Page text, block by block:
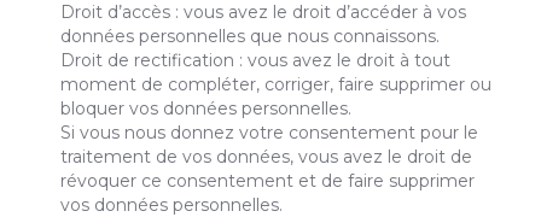
Droit d’accès : vous avez le droit d’accéder à vos
données personnelles que nous connaissons.
Droit de rectification : vous avez le droit à tout
moment de compléter, corriger, faire supprimer ou
bloquer vos données personnelles.
Si vous nous donnez votre consentement pour le
traitement de vos données, vous avez le droit de
révoquer ce consentement et de faire supprimer
vos données personnelles.